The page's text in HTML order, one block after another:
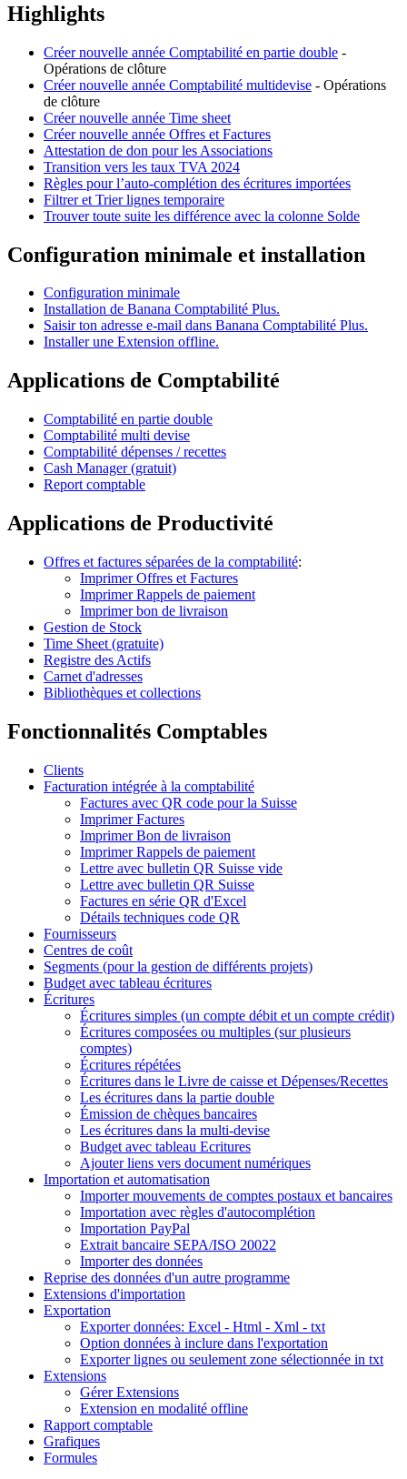
Highlights
Créer nouvelle année Comptabilité en partie double -
Opérations de clôture
Créer nouvelle année Comptabilité multidevise - Opérations
de clôture
Créer nouvelle année Time sheet
Créer nouvelle année Offres et Factures
Attestation de don pour les Associations
Transition vers les taux TVA 2024
Règles pour l’auto-complétion des écritures importées
Filtrer et Trier lignes temporaire
Trouver toute suite les différence avec la colonne Solde
Configuration minimale et installation
Configuration minimale
Installation de Banana Comptabilité Plus.
Saisir ton adresse e-mail dans Banana Comptabilité Plus.
Installer une Extension offline.
Applications de Comptabilité
Comptabilité en partie double
Comptabilité multi devise
Comptabilité dépenses / recettes
Cash Manager (gratuit)
Report comptable
Applications de Productivité
Offres et factures séparées de la comptabilité:
Imprimer Offres et Factures
Imprimer Rappels de paiement
Imprimer bon de livraison
Gestion de Stock
Time Sheet (gratuite)
Registre des Actifs
Carnet d'adresses
Bibliothèques et collections
Fonctionnalités Comptables
Clients
Facturation intégrée à la comptabilité
Factures avec QR code pour la Suisse
Imprimer Factures
Imprimer Bon de livraison
Imprimer Rappels de paiement
Lettre avec bulletin QR Suisse vide
Lettre avec bulletin QR Suisse
Factures en série QR d'Excel
Détails techniques code QR
Fournisseurs
Centres de coût
Segments (pour la gestion de différents projets)
Budget avec tableau écritures
Écritures
Écritures simples (un compte débit et un compte crédit)
Écritures composées ou multiples (sur plusieurs
comptes)
Écritures répétées
Écritures dans le Livre de caisse et Dépenses/Recettes
Les écritures dans la partie double
Émission de chèques bancaires
Les écritures dans la multi-devise
Budget avec tableau Ecritures
Ajouter liens vers document numériques
Importation et automatisation
Importer mouvements de comptes postaux et bancaires
Importation avec règles d'autocomplétion
Importation PayPal
Extrait bancaire SEPA/ISO 20022
Importer des données
Reprise des données d'un autre programme
Extensions d'importation
Exportation
Exporter données: Excel - Html - Xml - txt
Option données à inclure dans l'exportation
Exporter lignes ou seulement zone sélectionnée in txt
Extensions
Gérer Extensions
Extension en modalité offline
Rapport comptable
Grafiques
Formules